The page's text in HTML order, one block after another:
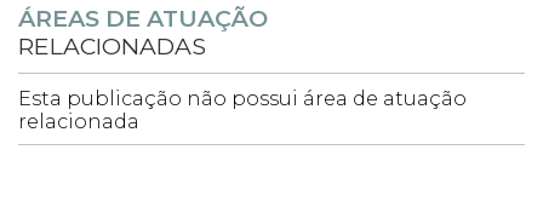
ÁREAS DE ATUAÇÃO
RELACIONADAS
Esta publicação não possui área de atuação
relacionada